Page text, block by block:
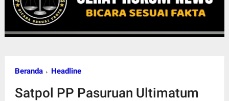
Beranda Headline
Satpol PP Pasuruan Ultimatum